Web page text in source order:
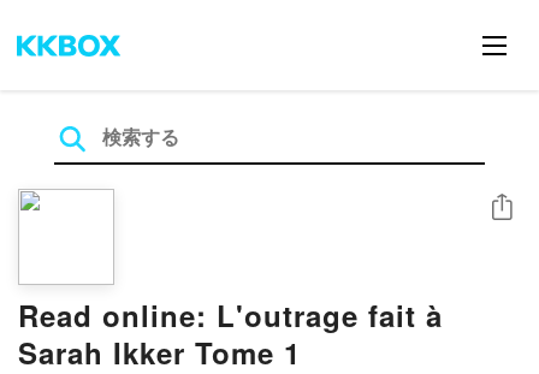
Read online: L'outrage fait à
Sarah Ikker Tome 1
シェア